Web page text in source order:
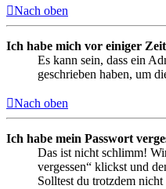
Nach oben
Ich habe mich vor einiger
Es kann sein, dass ein
geschrieben haben, um
Nach oben
Ich habe mein Passwort
Das ist nicht schlimm!
vergessen“ klickst und
Solltest du trotzdem